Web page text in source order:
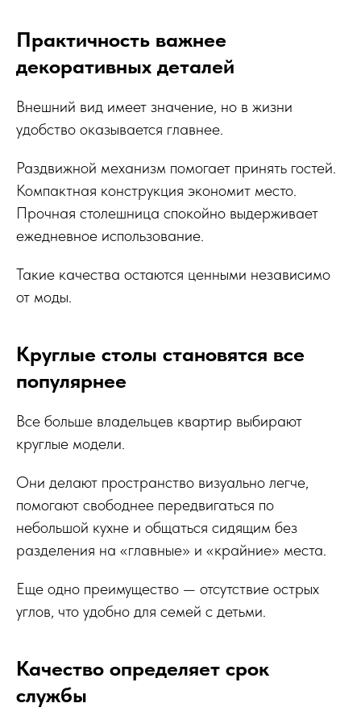
Практичность важнее
декоративных деталей
Внешний вид имеет значение, но в жизни
удобство оказывается главнее.
Раздвижной механизм помогает принять гостей.
Компактная конструкция экономит место.
Прочная столешница спокойно выдерживает
ежедневное использование.
Такие качества остаются ценными независимо
от моды.
Круглые столы становятся все
популярнее
Все больше владельцев квартир выбирают
круглые модели.
Они делают пространство визуально легче,
помогают свободнее передвигаться по
небольшой кухне и общаться сидящим без
разделения на «главные» и «крайние» места.
Еще одно преимущество — отсутствие острых
углов, что удобно для семей с детьми.
Качество определяет срок
службы